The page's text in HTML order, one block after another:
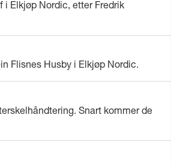
i Elkjøp Nordic, etter Fredrik
Flisnes Husby i Elkjøp Nordic.
Snart kommer de